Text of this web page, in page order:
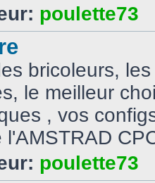
poulette73
bricoleurs,
le meilleur
, vos
l'AMSTRAD
poulette73